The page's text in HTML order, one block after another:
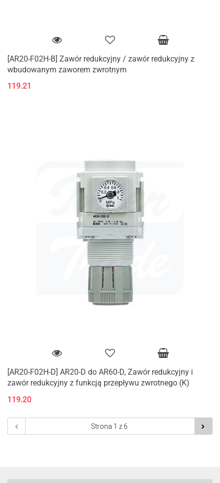
[AR20-F02H-B] Zawór redukcyjny / zawór redukcyjny z
wbudowanym zaworem zwrotnym
119.21
[AR20-F02H-D] AR20-D do AR60-D, Zawór redukcyjny i
zawór redukcyjny z funkcją przepływu zwrotnego (K)
119.20